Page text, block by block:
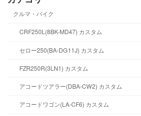
クルマ・バイク
CRF250L(8BK-MD47) カスタム
セロー250(BA-DG11J) カスタム
FZR250R(3LN1) カスタム
アコードツアラー(DBA-CW2) カスタム
アコードワゴン(LA-CF6) カスタム